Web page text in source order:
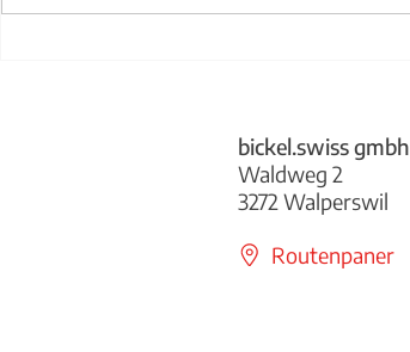
bickel.swiss gmbh
Waldweg 2
3272 Walperswil
Routenpaner